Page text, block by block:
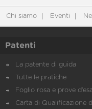
Chi siamo Eventi
Patenti
La patente di guida
Tutte le pratiche
Foglio rosa e prove
Carta di Qualificazione